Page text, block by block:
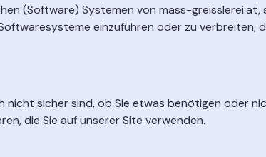
(Software) Systemen von mass-
einzuführen oder zu verbreiten,
sicher sind, ob Sie etwas benötigen oder
die Sie auf unserer Site verwenden.